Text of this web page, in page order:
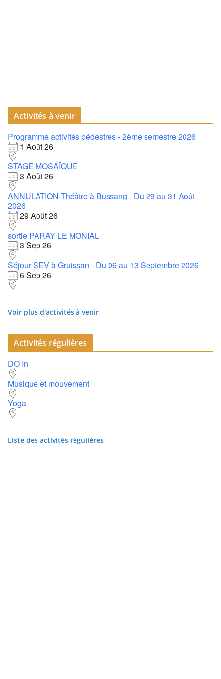
Activités à venir
Programme activités pédestres - 2ème semestre 2026
1 Août 26
STAGE MOSAÏQUE
3 Août 26
ANNULATION Théâtre à Bussang - Du 29 au 31 Août
2026
29 Août 26
sortie PARAY LE MONIAL
3 Sep 26
Séjour SEV à Gruissan - Du 06 au 13 Septembre 2026
6 Sep 26
Voir plus d'activités à venir
Activités régulières
DO In
Musique et mouvement
Yoga
Liste des activités régulières